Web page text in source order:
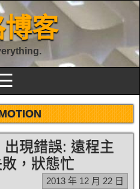
客
現錯誤: 遠程主
，狀態忙
2013 年 12 月 22 日